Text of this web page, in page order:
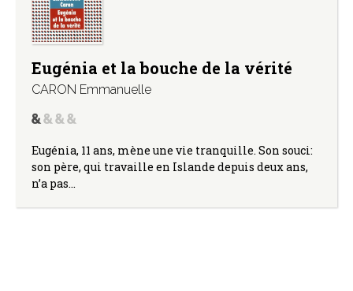
Eugénia et la bouche de la vérité
CARON Emmanuelle
Eugénia, 11 ans, mène une vie tranquille. Son souci:
son père, qui travaille en Islande depuis deux ans,
n’a pas…